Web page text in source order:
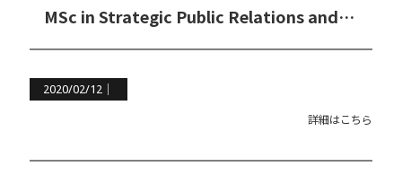
MSc in Strategic Public Relations and Communication Management（戦略的PR&コミュニケーションマネジメント修士コース）
2020/02/12｜
詳細はこちら